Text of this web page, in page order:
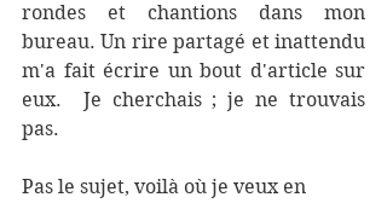
rondes et chantions dans mon
bureau. Un rire partagé et inattendu
m'a fait écrire un bout d'article sur
eux.  Je cherchais ; je ne trouvais
pas.
Pas le sujet, voilà où je veux en